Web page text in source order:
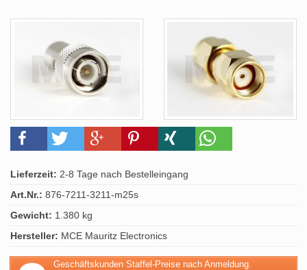
Lieferzeit: 2-8 Tage nach Bestelleingang
Art.Nr.: 876-7211-3211-m25s
Gewicht: 1.380 kg
Hersteller: MCE Mauritz Electronics
Geschäftskunden Staffel-Preise nach Anmeldung.